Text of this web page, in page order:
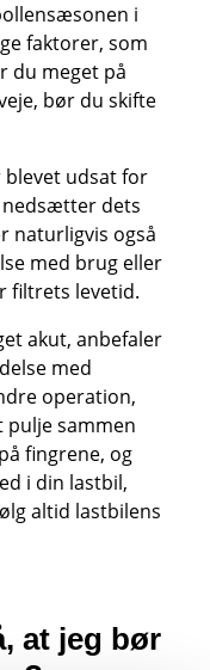
i
faktorer, som
du meget på
bør du skifte
blevet udsat for
nedsætter dets
naturligvis også
med brug eller
filtrets levetid.
akut, anbefaler
med
operation,
pulje sammen
fingrene, og
i din lastbil,
altid lastbilens
at jeg bør